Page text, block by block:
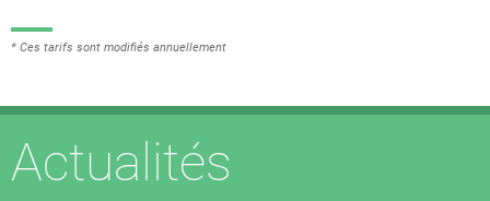
* Ces tarifs sont modifiés annuellement
Actualités